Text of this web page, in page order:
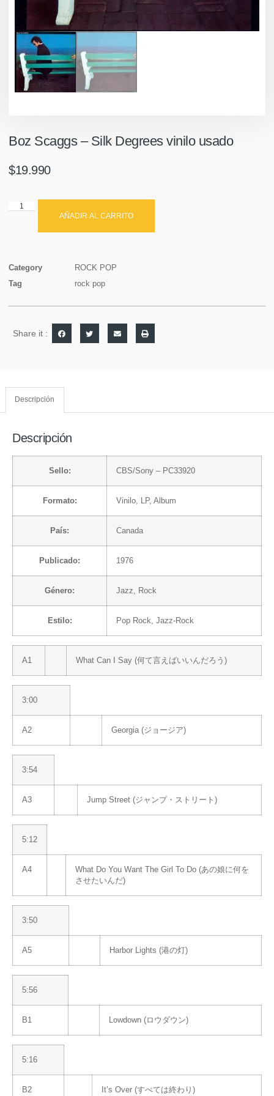
Boz Scaggs ‎– Silk Degrees vinilo usado
$19.990
AÑADIR AL CARRITO
Category
ROCK POP
Tag
rock pop
Share it :
Descripción
Descripción
Sello: CBS/Sony – PC33920
Formato: Vinilo , LP, Album
País: Canada
Publicado: 1976
Género: Jazz Rock
Estilo: Pop Rock Jazz-Rock
A1 What Can I Say (何て言えばいいんだろう)
3:00
A2 Georgia (ジョージア)
3:54
A3 Jump Street (ジャンプ・ストリート)
5:12
A4
What Do You Want The Girl To Do (あの娘に何を
させたいんだ)
3:50
A5 Harbor Lights (港の灯)
5:56
B1 Lowdown (ロウダウン)
5:16
B2 It’s Over (すべては終わり)